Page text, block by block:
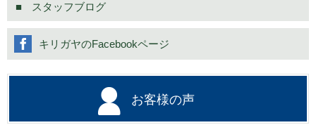
スタッフブログ
お客様の声
キリガヤのFacebookページ